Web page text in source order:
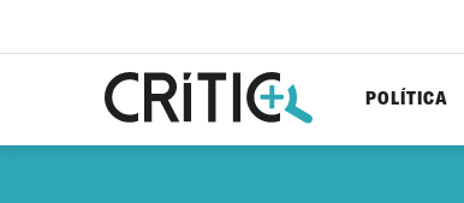
POLÍTICA